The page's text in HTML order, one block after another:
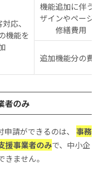
応、
機能を
機能追加に伴う
ザインやページ
修繕費用
追加機能分の費
者のみ
請ができるのは、 事務
援事業者のみで、中小企
ません。